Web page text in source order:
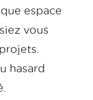
espace
vous
hasard